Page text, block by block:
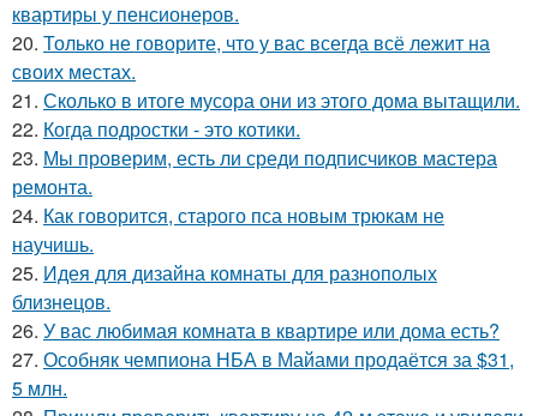
квартиры у пенсионеров.
20. Только не говорите, что у вас всегда всё лежит на
своих местах.
21. Сколько в итоге мусора они из этого дома вытащили.
22. Когда подростки - это котики.
23. Мы проверим, есть ли среди подписчиков мастера
ремонта.
24. Как говорится, старого пса новым трюкам не
научишь.
25. Идея для дизайна комнаты для разнополых
близнецов.
26. У вас любимая комната в квартире или дома есть?
27. Особняк чемпиона НБА в Майами продаётся за $31,
5 млн.